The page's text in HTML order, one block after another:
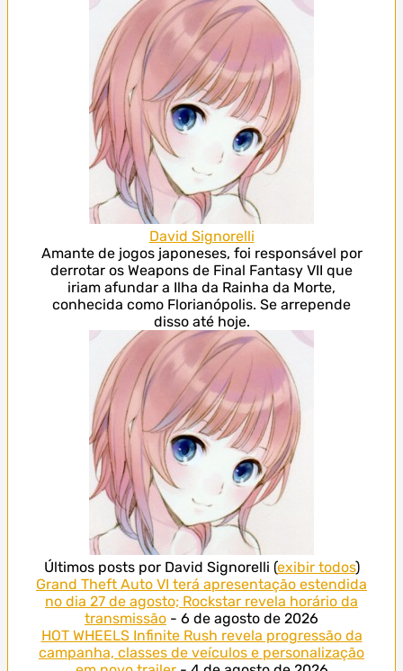
David Signorelli
Amante de jogos japoneses, foi responsável por
derrotar os Weapons de Final Fantasy VII que
iriam afundar a Ilha da Rainha da Morte,
conhecida como Florianópolis. Se arrepende
disso até hoje.
Últimos posts por David Signorelli (exibir todos)
Grand Theft Auto VI terá apresentação estendida
no dia 27 de agosto; Rockstar revela horário da
transmissão - 6 de agosto de 2026
HOT WHEELS Infinite Rush revela progressão da
campanha, classes de veículos e personalização